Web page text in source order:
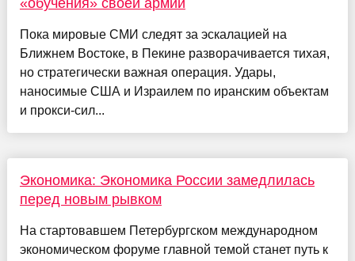
«обучения» своей армии
Пока мировые СМИ следят за эскалацией на
Ближнем Востоке, в Пекине разворачивается тихая,
но стратегически важная операция. Удары,
наносимые США и Израилем по иранским объектам
и прокси-сил...
Экономика: Экономика России замедлилась
перед новым рывком
На стартовавшем Петербургском международном
экономическом форуме главной темой станет путь к